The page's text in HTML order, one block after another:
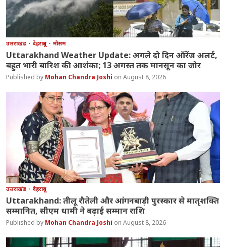
उत्तराखंड देहरादून मौसम
Uttarakhand Weather Update: अगले दो दिन ऑरेंज अलर्ट,
बहुत भारी बारिश की आशंका; 13 अगस्त तक मानसून का जोर
Mohan Chandra Joshi August 8, 2026
उत्तराखंड देहरादून
Uttarakhand: तीलू रौतेली और आंगनबाड़ी पुरस्कार से मातृशक्ति
सम्मानित, सीएम धामी ने बढ़ाई सम्मान राशि
Mohan Chandra Joshi August 8, 2026